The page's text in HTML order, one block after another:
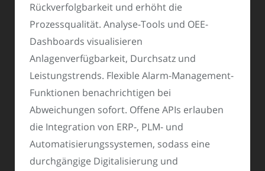
Rückverfolgbarkeit und erhöht die
Prozessqualität. Analyse-Tools und OEE-
Dashboards visualisieren
Anlagenverfügbarkeit, Durchsatz und
Leistungstrends. Flexible Alarm-Management-
Funktionen benachrichtigen bei
Abweichungen sofort. Offene APIs erlauben
die Integration von ERP-, PLM- und
Automatisierungssystemen, sodass eine
durchgängige Digitalisierung und